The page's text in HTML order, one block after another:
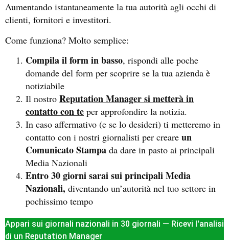
Aumentando istantaneamente la tua autorità agli occhi di
clienti, fornitori e investitori.
Come funziona? Molto semplice:
Compila il form in basso, rispondi alle poche
domande del form per scoprire se la tua azienda è
notiziabile
Il nostro Reputation Manager si metterà in
contatto con te per approfondire la notizia.
In caso affermativo (e se lo desideri) ti metteremo in
contatto con i nostri giornalisti per creare un
Comunicato Stampa da dare in pasto ai principali
Media Nazionali
Entro 30 giorni sarai sui principali Media
Nazionali, diventando un’autorità nel tuo settore in
pochissimo tempo
Appari sui giornali nazionali in 30 giornali — Ricevi l'analisi
di un Reputation Manager